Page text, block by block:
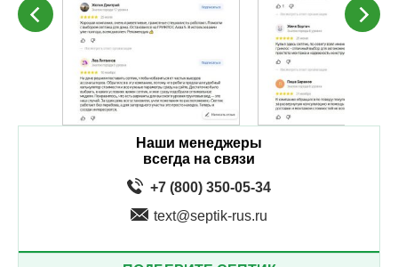
Наши менеджеры
всегда на связи
+7 (800) 350-05-34
text@septik-rus.ru